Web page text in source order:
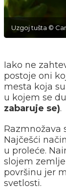
Uzgoj tušta ©
Iako ne
postoje oni
mesta koja su
u kojem se
zabaruje se).
Razmnožava
Najčešći
u proleće.
slojem
površinu jer
svetlosti.